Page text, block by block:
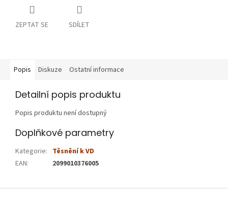
ZEPTAT SE SDÍLET
Popis Diskuze Ostatní informace
Detailní popis produktu
Popis produktu není dostupný
Doplňkové parametry
Kategorie: Těsnění k VD
EAN: 2099010376005
Z